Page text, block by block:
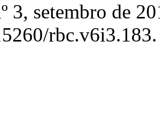
3, setembro de
rbc.v6i3.183.